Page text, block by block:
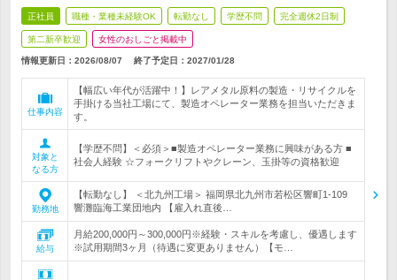
正社員 職種・業種未経験OK 転勤なし 学歴不問 完全週休2日制
第二新卒歓迎 女性のおしごと掲載中
情報更新日：2026/08/07 終了予定日： 2027/01/28
仕事内容
【幅広い年代が活躍中！】レアメタル原料の製造・リサイクルを
手掛ける当社工場にて、製造オペレーター業務を担当いただきま
す。
対象と
なる方
【学歴不問】＜必須＞■製造オペレーター業務に興味がある方 ■
社会人経験 ☆フォークリフトやクレーン、玉掛等の資格歓迎
勤務地
【転勤なし】 ＜北九州工場＞ 福岡県北九州市若松区響町1-109
響灘臨海工業団地内 【雇入れ直後…
給与
月給200,000円～300,000円※経験・スキルを考慮し、優遇します
※試用期間3ヶ月（待遇に変更ありません）【モ…